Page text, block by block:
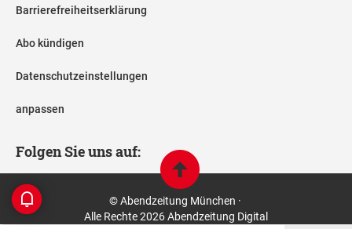
Barrierefreiheitserklärung
Abo kündigen
Datenschutzeinstellungen
anpassen
Folgen Sie uns auf:
© Abendzeitung München ·
Alle Rechte 2026 Abendzeitung Digital